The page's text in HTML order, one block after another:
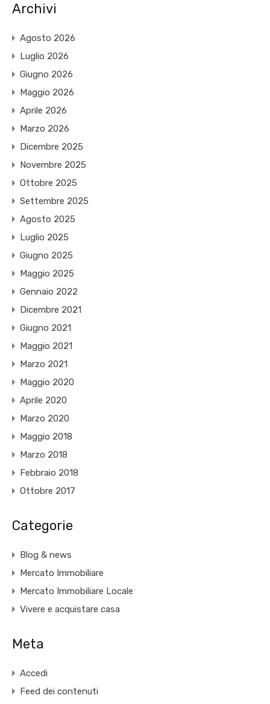
Archivi
Agosto 2026
Luglio 2026
Giugno 2026
Maggio 2026
Aprile 2026
Marzo 2026
Dicembre 2025
Novembre 2025
Ottobre 2025
Settembre 2025
Agosto 2025
Luglio 2025
Giugno 2025
Maggio 2025
Gennaio 2022
Dicembre 2021
Giugno 2021
Maggio 2021
Marzo 2021
Maggio 2020
Aprile 2020
Marzo 2020
Maggio 2018
Marzo 2018
Febbraio 2018
Ottobre 2017
Categorie
Blog & news
Mercato Immobiliare
Mercato Immobiliare Locale
Vivere e acquistare casa
Meta
Accedi
Feed dei contenuti